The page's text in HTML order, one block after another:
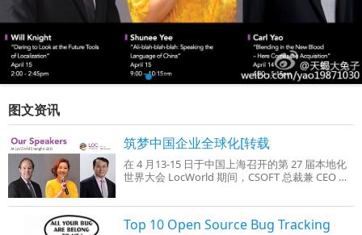
图文资讯
筑梦中国企业全球化[转载
在 4 月13-15 日于中国上海召开的第 27 届本地化
世界大会 LocWorld 期间，CSOFT 总裁兼 CEO 叶
blah:Speaking the Language of China”的开放论
Top 10 Open Source Bug Tracking